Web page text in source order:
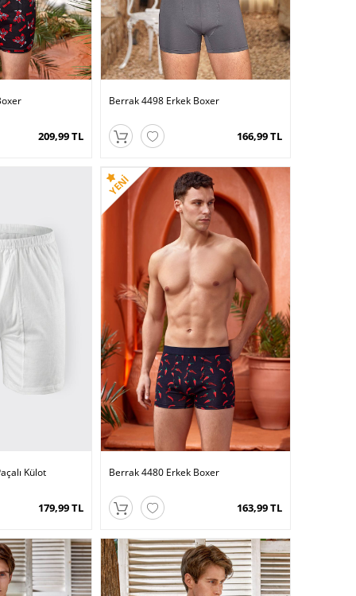
209,99 TL
Berrak 4498 Erkek Boxer
166,99 TL
Külot
179,99 TL
Berrak 4480 Erkek Boxer
163,99 TL